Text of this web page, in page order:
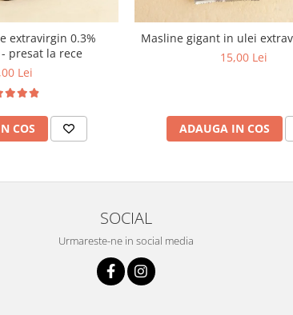
extravirgin 0.3%
presat la rece
Lei
COS
Masline gigant in ulei
15,00 Lei
ADAUGA IN COS
SOCIAL
Urmareste-ne in social media